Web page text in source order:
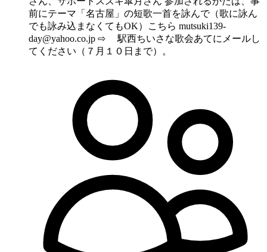
前にテーマ「名古屋」の短歌一首を詠んで（歌に詠ん
でも詠み込まなくてもOK）こちら mutsuki139-
day@yahoo.co.jp ⇨ 駅西ちいさな歌会あてにメールし
てください（７月１０日まで）。